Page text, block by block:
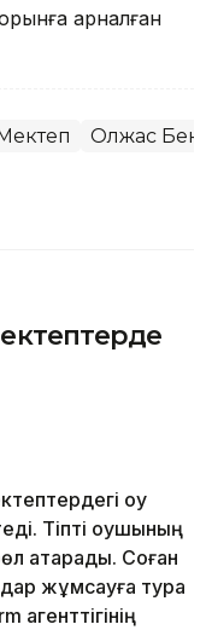
арналған
Мектеп Олжас
оқу
Тіпті оқушының
атқарады. Соған
жұмсауға тура
агенттігінің